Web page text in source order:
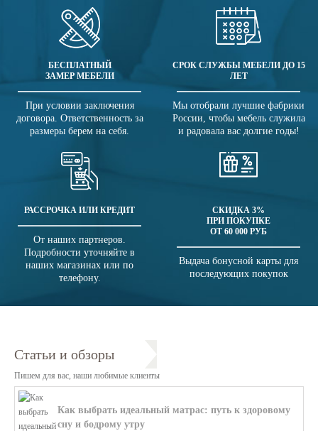
БЕСПЛАТНЫЙ
ЗАМЕР МЕБЕЛИ
При условии заключения
договора. Ответственность за
размеры берем на себя.
СРОК СЛУЖБЫ МЕБЕЛИ ДО 15
ЛЕТ
Мы отобрали лучшие фабрики
России, чтобы мебель служила
и радовала вас долгие годы!
РАССРОЧКА ИЛИ КРЕДИТ
От наших партнеров.
Подробности уточняйте в
наших магазинах или по
телефону.
СКИДКА 3%
ПРИ ПОКУПКЕ
ОТ 60 000 РУБ
Выдача бонусной карты для
последующих покупок
Статьи и обзоры
Пишем для вас, наши любимые клиенты
Как выбрать идеальный матрас: путь к здоровому
сну и бодрому утру